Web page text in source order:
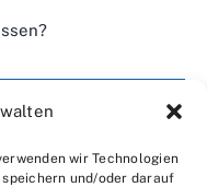
wir Technologien
und/oder darauf